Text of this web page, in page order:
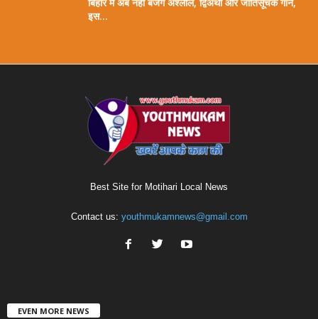
बिहार में अब नहीं बजेंगे अश्लील, द्विअर्थी और जातिसूचक गाने,
इस...
Best Site for Motihari Local News
Contact us: youthmukamnews@gmail.com
EVEN MORE NEWS